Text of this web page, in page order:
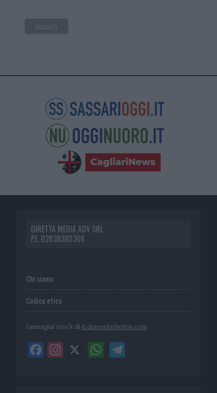
DIRETTA MEDIA ADV SRL
P.I. 02839380306
Chi siamo
Codice etico
Immagini stock di it.depositphotos.com